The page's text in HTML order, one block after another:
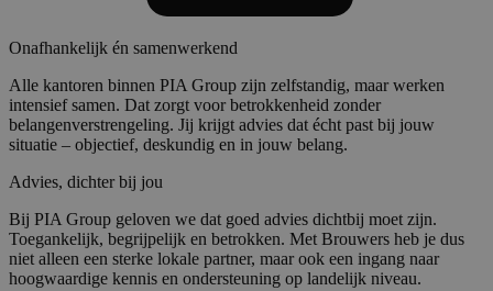
Onafhankelijk én samenwerkend
Alle kantoren binnen PIA Group zijn zelfstandig, maar werken
intensief samen. Dat zorgt voor betrokkenheid zonder
belangenverstrengeling. Jij krijgt advies dat écht past bij jouw
situatie – objectief, deskundig en in jouw belang.
Advies, dichter bij jou
Bij PIA Group geloven we dat goed advies dichtbij moet zijn.
Toegankelijk, begrijpelijk en betrokken. Met Brouwers heb je dus
niet alleen een sterke lokale partner, maar ook een ingang naar
hoogwaardige kennis en ondersteuning op landelijk niveau.